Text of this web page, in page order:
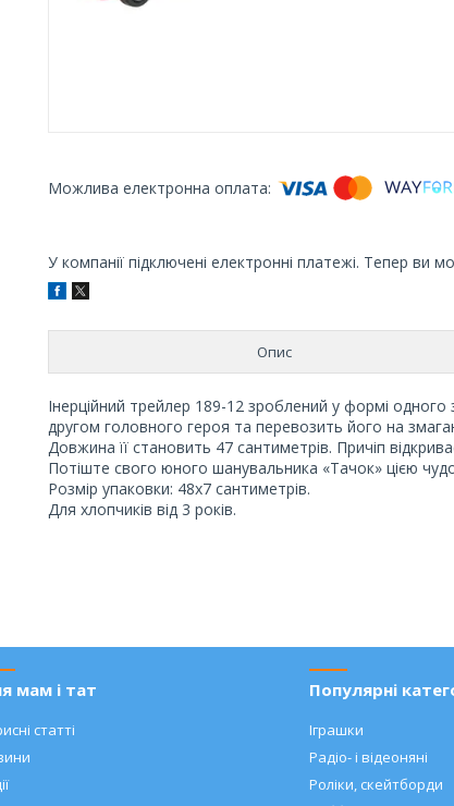
У компанії підключені електронні платежі. Тепер
Опис
Інерційний трейлер 189-12 зроблений у формі
другом головного героя та перевозить його на
Довжина її становить 47 сантиметрів. Причіп
Потіште свого юного шанувальника «Тачок» цією
Розмір упаковки: 48х7 сантиметрів.
Для хлопчиків від 3 років.
мам і тат
статті
Популярні
Іграшки
Радіо- і відеоняні
Роліки, скейтборди